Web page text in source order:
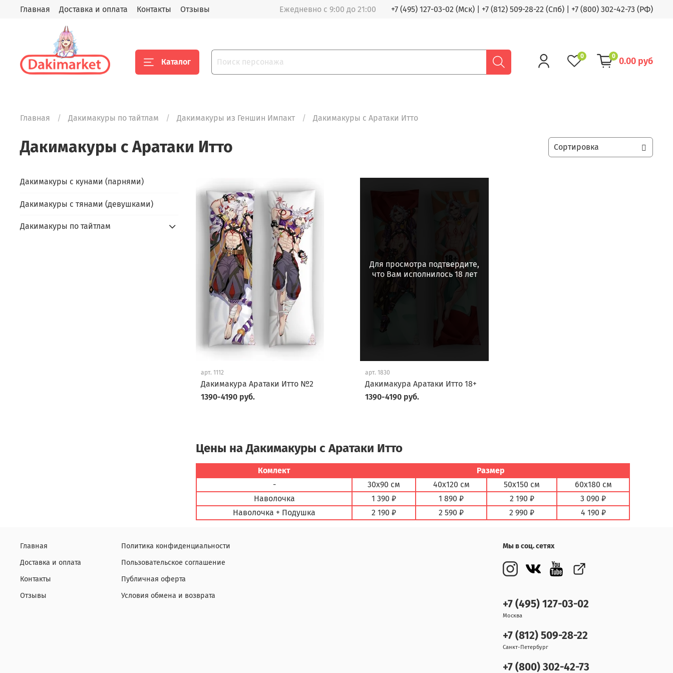
Главная Доставка и оплата Контакты Отзывы Ежедневно с 9:00 до 21:00 +7 (495) 127-03-02 (Мск) +7 (812) 509-28-22 (Спб) +7 (800) 302-42-73 (РФ)
Каталог
0 0 0.00 руб
Главная Дакимакуры по тайтлам Дакимакуры из Геншин Импакт Дакимакуры с Аратаки Итто
Дакимакуры с Аратаки Итто
арт.1112
Дакимакура Аратаки Итто №2
1390-4190 руб.
Для просмотра подтвердите,
что Вам исполнилось 18 лет
арт.1830
Дакимакура Аратаки Итто 18+
1390-4190 руб.
Цены на Дакимакуры с Аратаки Итто
Комлект
Размер
-
30х90 см 40х120 см 50х150 см
60х180 см
Наволочка
1 390 ₽ 1 890 ₽ 2 190 ₽
3 090 ₽
Наволочка + Подушка
2 190 ₽ 2 590 ₽ 2 990 ₽ 4 190 ₽
Дакимакуры с кунами (парнями)
Дакимакуры с тянами (девушками)
Дакимакуры по тайтлам
Главная
Доставка и оплата
Контакты
Отзывы
Политика конфиденциальности
Пользовательское соглашение
Публичная оферта
Условия обмена и возврата
Мы в соц. сетях
+7 (495) 127-03-02
Москва
+7 (812) 509-28-22
Санкт-Петербург
+7 (800) 302-42-73